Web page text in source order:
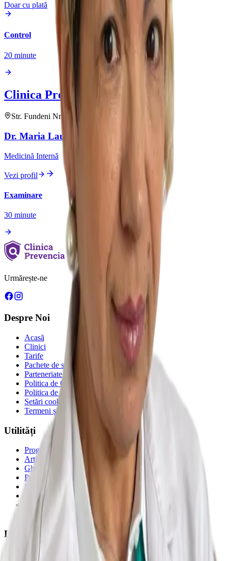
Doar cu plată
Control
20 minute
Clinica Prevencia
Str. Fundeni Nr. 70 •1
Dr. Maria Laur
Medicină Internă
Vezi profil
Examinare
30 minute
Urmărește-ne
Despre Noi
Acasă
Clinici
Tarife
Pachete de servicii
Parteneriate pentru sănătate
Politica de Confidențialitate
Politica de Cookie-uri
Setări cookie
Termeni și Condiții
Utilități
Programare
Articole
Ghid consultații CAS
Prevencia pentru toți
Emsella
Recuperare medicală
Calculatoare de sănătate
Asistent AI
Locații
Toate clinicile